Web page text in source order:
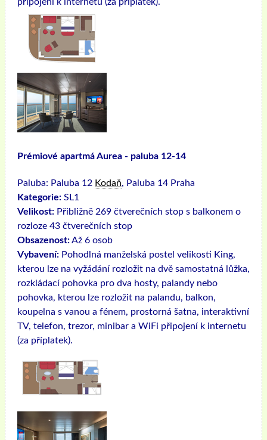
Prémiové apartmá Aurea - paluba 12-14
Paluba: Paluba 12 Kodaň, Paluba 14 Praha
Kategorie: SL1
Velikost: Přibližně 269 čtverečních stop s balkonem o
rozloze 43 čtverečních stop
Obsazenost:Až 6 osob
Vybavení: Pohodlná manželská postel velikosti King,
kterou lze na vyžádání rozložit na dvě samostatná lůžka,
rozkládací pohovka pro dva hosty, palandy nebo
pohovka, kterou lze rozložit na palandu, balkon,
koupelna s vanou a fénem, ​​prostorná šatna, interaktivní
TV, telefon, trezor, minibar a WiFi připojení k internetu
(za příplatek).